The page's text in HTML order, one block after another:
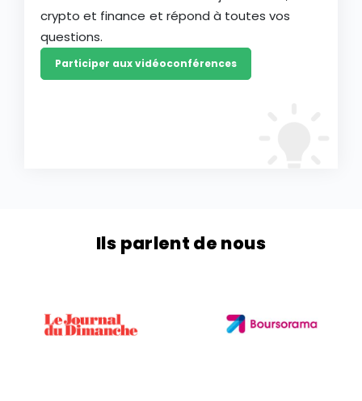
crypto et finance et répond à toutes vos
questions.
Participer aux vidéoconférences
Ils parlent de nous